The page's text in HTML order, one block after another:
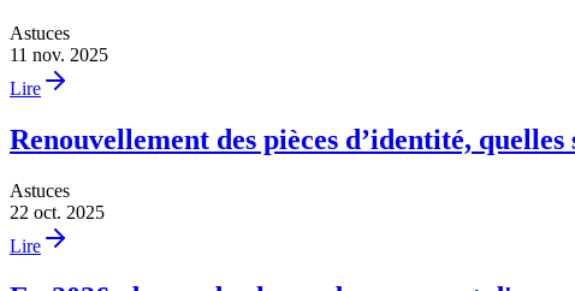
Astuces
11 nov. 2025
Lire
Renouvellement des pièces d’identité,
Astuces
22 oct. 2025
Lire